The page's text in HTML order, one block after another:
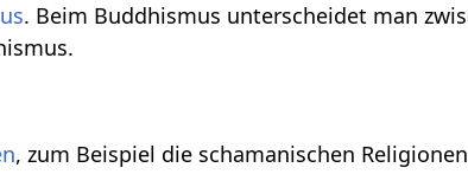
. Beim Buddhismus unterscheidet man
, zum Beispiel die schamanischen